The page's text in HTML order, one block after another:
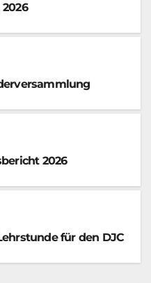
2026
für den DJC